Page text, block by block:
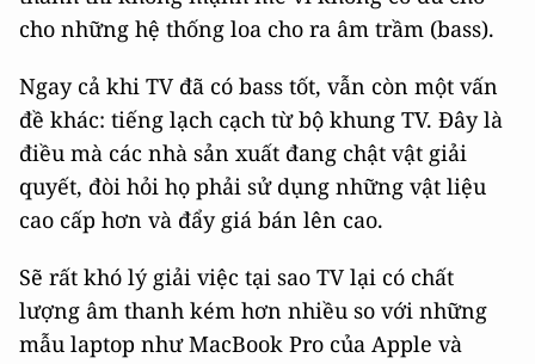
cho những hệ thống loa cho ra âm trầm (bass).
Ngay cả khi TV đã có bass tốt, vẫn còn một vấn
đề khác: tiếng lạch cạch từ bộ khung TV. Đây là
điều mà các nhà sản xuất đang chật vật giải
quyết, đòi hỏi họ phải sử dụng những vật liệu
cao cấp hơn và đẩy giá bán lên cao.
Sẽ rất khó lý giải việc tại sao TV lại có chất
lượng âm thanh kém hơn nhiều so với những
mẫu laptop như MacBook Pro của Apple và